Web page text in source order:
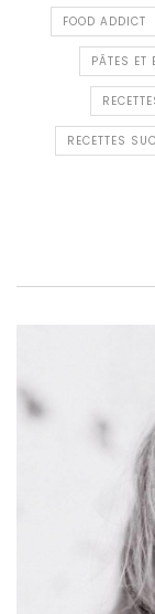
FOOD ADDICT
PÂTES ET
RECETTES